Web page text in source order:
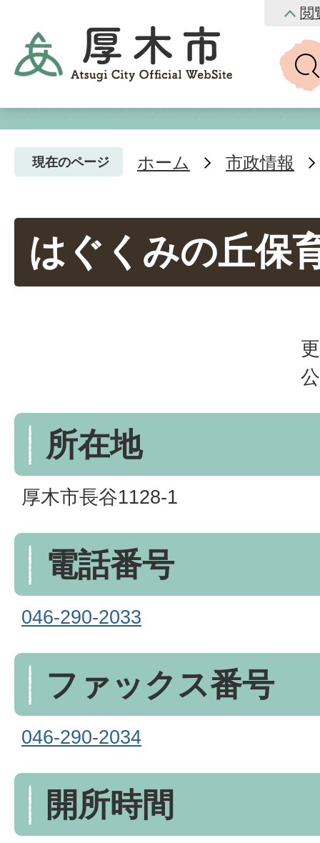
閲
現在のページ ホーム 市政情報
はぐくみの丘保
所在地
厚木市長谷1128-1
電話番号
046-290-2033
ファックス番号
046-290-2034
開所時間